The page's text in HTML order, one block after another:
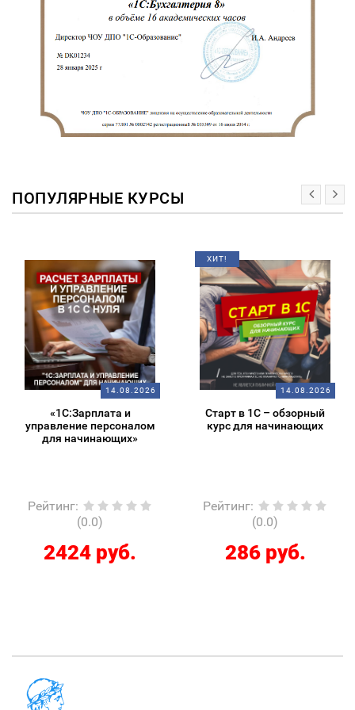
ПОПУЛЯРНЫЕ КУРСЫ
14.08.2026
«1С:Зарплата и
управление персоналом
для начинающих»
Рейтинг:
(0.0)
2424 руб.
ХИТ!
14.08.2026
Старт в 1С – обзорный
курс для начинающих
Рейтинг:
(0.0)
286 руб.